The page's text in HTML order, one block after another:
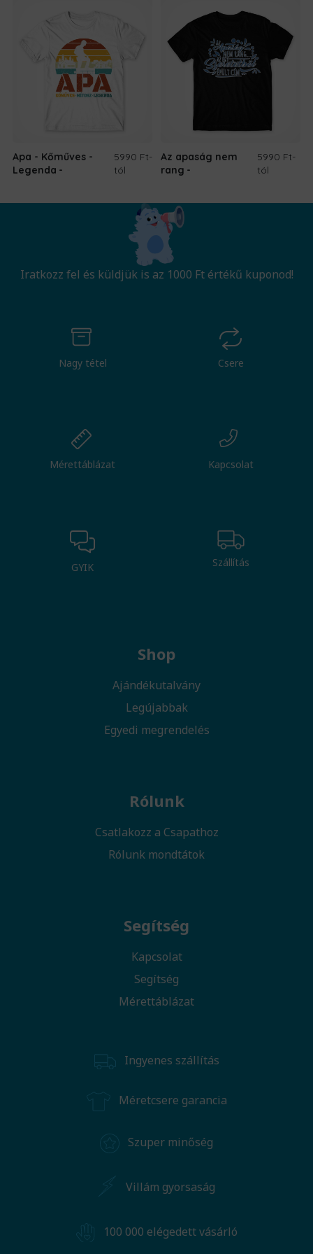
Apa - Kőműves -
Legenda
5990 Ft-
tól
Az apaság nem
rang
5990 Ft-
tól
Iratkozz fel és küldjük is az 1000 Ft értékű kuponod!
Nagy tétel Csere
Mérettáblázat Kapcsolat
GYIK Szállítás
Shop
Ajándékutalvány
Legújabbak
Egyedi megrendelés
Rólunk
Csatlakozz a Csapathoz
Rólunk mondtátok
Segítség
Kapcsolat
Segítség
Mérettáblázat
Ingyenes szállítás
Méretcsere garancia
Szuper minőség
Villám gyorsaság
100 000 elégedett vásárló